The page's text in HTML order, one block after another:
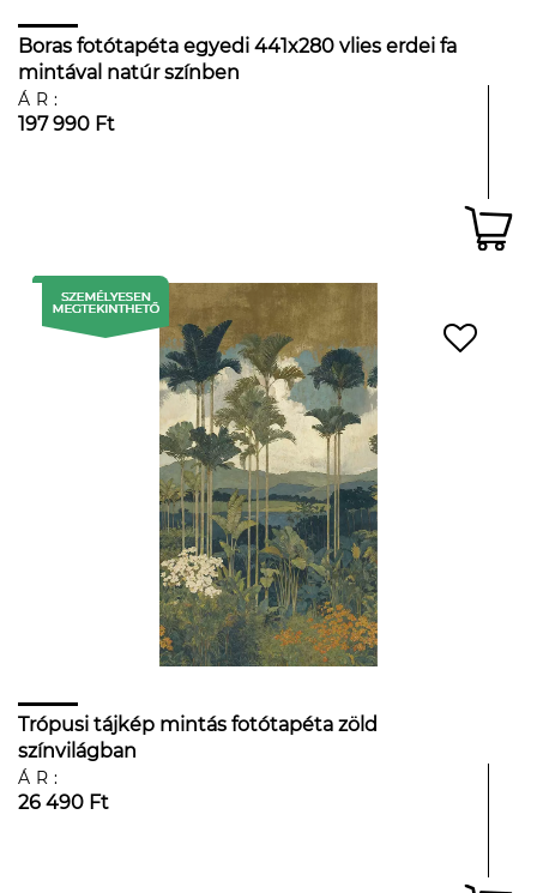
Boras fotótapéta egyedi 441x280 vlies erdei fa
mintával natúr színben
ÁR:
197 990 Ft
Trópusi tájkép mintás fotótapéta zöld
színvilágban
ÁR:
26 490 Ft